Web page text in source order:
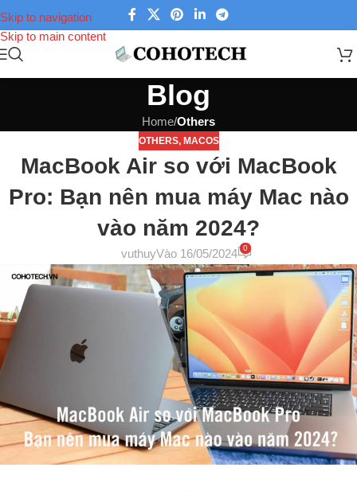
Skip to navigation
Skip to main content
Blog
Home/Others
OTHERS, MACOS
MacBook Air so với MacBook
Pro: Bạn nên mua máy Mac nào
vào năm 2024?
vuthuyVào 16/05/2024 0